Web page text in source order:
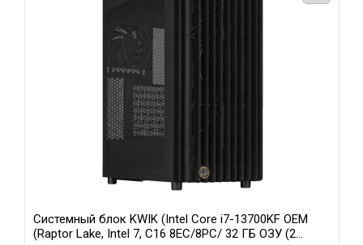
Системный блок KWIK (Intel Core i7-13700KF OEM
(Raptor Lake, Intel 7, C16 8EC/8PC/ 32 ГБ ОЗУ (2